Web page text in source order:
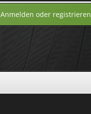
Anmelden oder registrieren